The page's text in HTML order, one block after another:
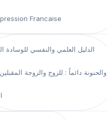
Francaise
الدليل العلمي والنفسي للوسادة
والحنونة دائماً : للزوج والزوجة